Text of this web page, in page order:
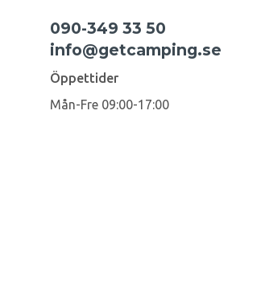
090-349 33 50
info@getcamping.se
Öppettider
Mån-Fre 09:00-17:00